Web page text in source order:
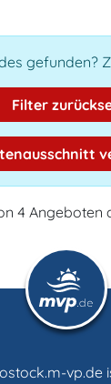
gefunden?
Filter
4 Angeboten
vp.de